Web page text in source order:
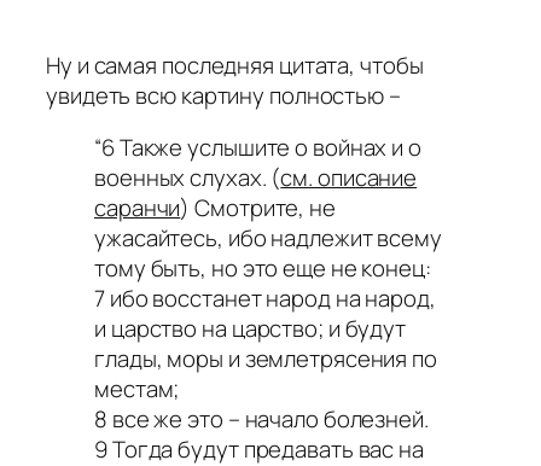
Ну и самая последняя цитата, чтобы
увидеть всю картину полностью –
“6 Также услышите о войнах и о
военных слухах. (см. описание
саранчи) Смотрите, не
ужасайтесь, ибо надлежит всему
тому быть, но это еще не конец:
7 ибо восстанет народ на народ,
и царство на царство; и будут
глады, моры и землетрясения по
местам;
8 все же это – начало болезней.
9 Тогда будут предавать вас на